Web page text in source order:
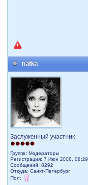
natka
Заслуженный участник
Группа: Модераторы
Регистрация: 7 Июн 2008, 08:29
Сообщений: 8292
Откуда: Санкт-Петербург
Пол: